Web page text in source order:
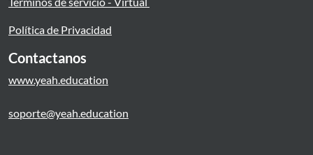
Política de Privacidad
Contactanos
www.yeah.education
soporte@yeah.education